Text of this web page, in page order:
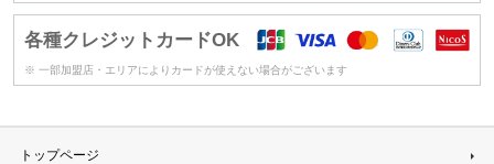
各種クレジットカードOK
※ 一部加盟店・エリアによりカードが使えない場合がございます
トップページ